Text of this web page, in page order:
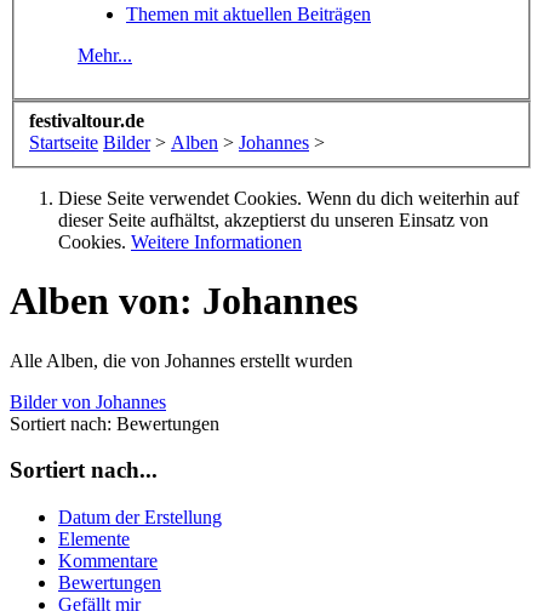
Themen mit aktuellen Beiträgen
Mehr...
festivaltour.de
Startseite Bilder > Alben > Johannes >
Diese Seite verwendet Cookies. Wenn du dich weiterhin auf
dieser Seite aufhältst, akzeptierst du unseren Einsatz von
Cookies. Weitere Informationen
Alben von: Johannes
Alle Alben, die von Johannes erstellt wurden
Bilder von Johannes
Sortiert nach: Bewertungen
Sortiert nach...
Datum der Erstellung
Elemente
Kommentare
Bewertungen
Gefällt mir